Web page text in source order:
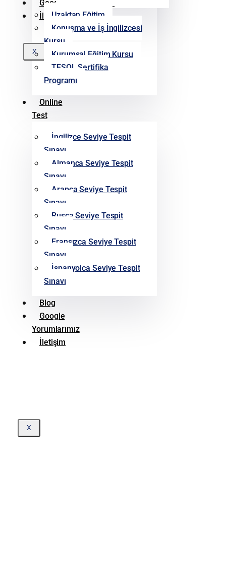
Google Yorumlarımız
İletişim
X
Uzaktan Eğitim
Konuşma ve İş İngilizcesi
Kursu
Kurumsal Eğitim Kursu
TESOL Sertifika
Programı
Online
Test
İngilizce Seviye Tespit
Sınavı
Almanca Seviye Tespit
Sınavı
Arapça Seviye Tespit
Sınavı
Rusça Seviye Tespit
Sınavı
Fransızca Seviye Tespit
Sınavı
İspanyolca Seviye Tespit
Sınavı
Blog
Google
Yorumlarımız
İletişim
X